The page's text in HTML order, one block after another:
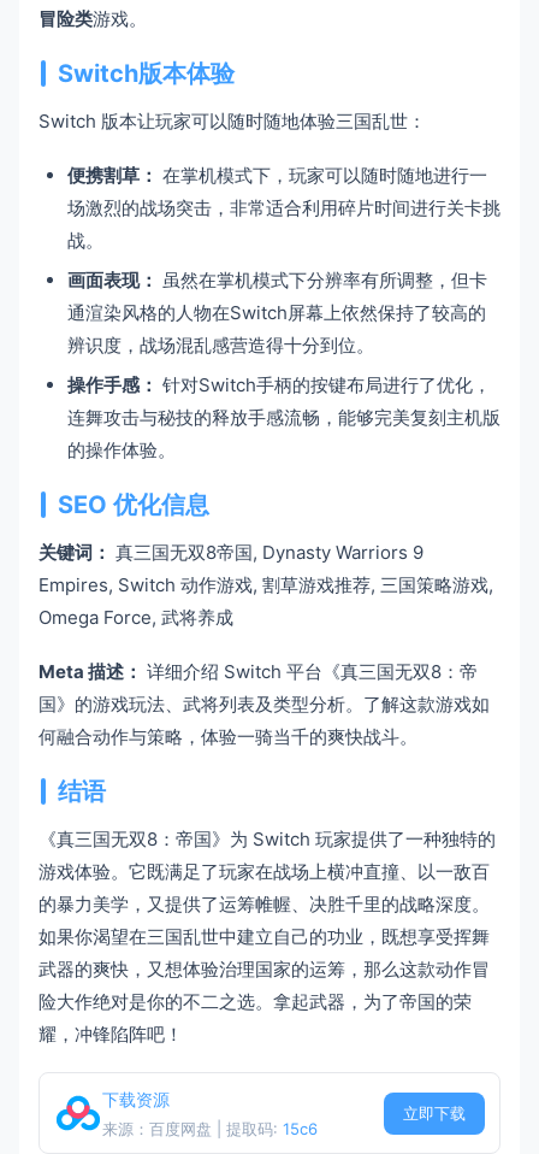
冒险类游戏。
Switch版本体验
Switch 版本让玩家可以随时随地体验三国乱世：
便携割草： 在掌机模式下，玩家可以随时随地进行一
场激烈的战场突击，非常适合利用碎片时间进行关卡挑
战。
画面表现： 虽然在掌机模式下分辨率有所调整，但卡
通渲染风格的人物在Switch屏幕上依然保持了较高的
辨识度，战场混乱感营造得十分到位。
操作手感： 针对Switch手柄的按键布局进行了优化，
连舞攻击与秘技的释放手感流畅，能够完美复刻主机版
的操作体验。
SEO 优化信息
关键词： 真三国无双8帝国, Dynasty Warriors 9
Empires, Switch 动作游戏, 割草游戏推荐, 三国策略游戏,
Omega Force, 武将养成
Meta 描述： 详细介绍 Switch 平台《真三国无双8：帝
国》的游戏玩法、武将列表及类型分析。了解这款游戏如
何融合动作与策略，体验一骑当千的爽快战斗。
结语
《真三国无双8：帝国》为 Switch 玩家提供了一种独特的
游戏体验。它既满足了玩家在战场上横冲直撞、以一敌百
的暴力美学，又提供了运筹帷幄、决胜千里的战略深度。
如果你渴望在三国乱世中建立自己的功业，既想享受挥舞
武器的爽快，又想体验治理国家的运筹，那么这款动作冒
险大作绝对是你的不二之选。拿起武器，为了帝国的荣
耀，冲锋陷阵吧！
下载资源
来源：百度网盘 | 提取码: 15c6
立即下载